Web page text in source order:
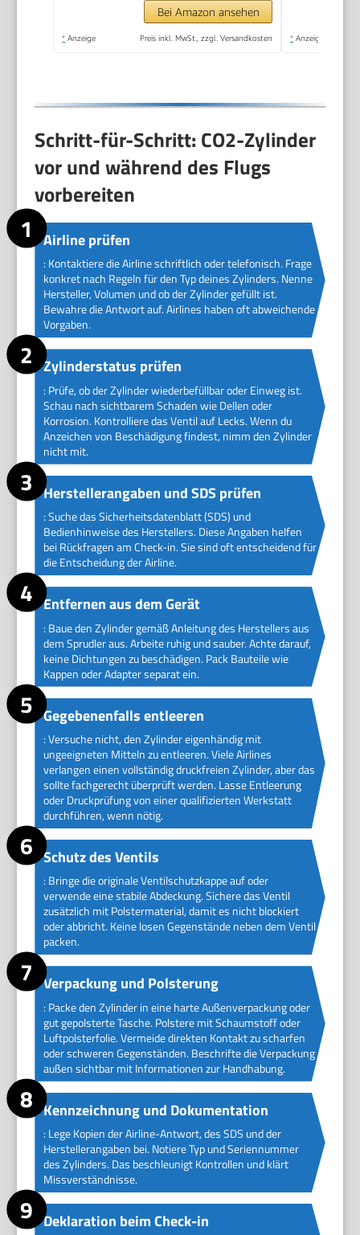
Bei Amazon ansehen
* Anzeige Preis inkl. MwSt., zzgl. Versandkosten * Anzeige
Schritt-für-Schritt: CO2-Zylinder
vor und während des Flugs
vorbereiten
Airline prüfen
: Kontaktiere die Airline schriftlich oder telefonisch. Frage
konkret nach Regeln für den Typ deines Zylinders. Nenne
Hersteller, Volumen und ob der Zylinder gefüllt ist.
Bewahre die Antwort auf. Airlines haben oft abweichende
Vorgaben.
Zylinderstatus prüfen
: Prüfe, ob der Zylinder wiederbefüllbar oder Einweg ist.
Schau nach sichtbarem Schaden wie Dellen oder
Korrosion. Kontrolliere das Ventil auf Lecks. Wenn du
Anzeichen von Beschädigung findest, nimm den Zylinder
nicht mit.
Herstellerangaben und SDS prüfen
: Suche das Sicherheitsdatenblatt (SDS) und
Bedienhinweise des Herstellers. Diese Angaben helfen
bei Rückfragen am Check-in. Sie sind oft entscheidend für
die Entscheidung der Airline.
Entfernen aus dem Gerät
: Baue den Zylinder gemäß Anleitung des Herstellers aus
dem Sprudler aus. Arbeite ruhig und sauber. Achte darauf,
keine Dichtungen zu beschädigen. Pack Bauteile wie
Kappen oder Adapter separat ein.
Gegebenenfalls entleeren
: Versuche nicht, den Zylinder eigenhändig mit
ungeeigneten Mitteln zu entleeren. Viele Airlines
verlangen einen vollständig druckfreien Zylinder, aber das
sollte fachgerecht überprüft werden. Lasse Entleerung
oder Druckprüfung von einer qualifizierten Werkstatt
durchführen, wenn nötig.
Schutz des Ventils
: Bringe die originale Ventilschutzkappe auf oder
verwende eine stabile Abdeckung. Sichere das Ventil
zusätzlich mit Polstermaterial, damit es nicht blockiert
oder abbricht. Keine losen Gegenstände neben dem Ventil
packen.
Verpackung und Polsterung
: Packe den Zylinder in eine harte Außenverpackung oder
gut gepolsterte Tasche. Polstere mit Schaumstoff oder
Luftpolsterfolie. Vermeide direkten Kontakt zu scharfen
oder schweren Gegenständen. Beschrifte die Verpackung
außen sichtbar mit Informationen zur Handhabung.
Kennzeichnung und Dokumentation
: Lege Kopien der Airline-Antwort, des SDS und der
Herstellerangaben bei. Notiere Typ und Seriennummer
des Zylinders. Das beschleunigt Kontrollen und klärt
Missverständnisse.
Deklaration beim Check-in